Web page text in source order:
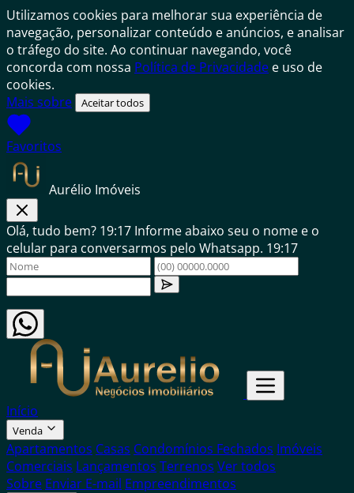
Utilizamos cookies para melhorar sua experiência de
navegação, personalizar conteúdo e anúncios, e analisar
o tráfego do site. Ao continuar navegando, você
concorda com nossa Política de Privacidade e uso de
cookies.
Mais sobre
Aceitar todos
Favoritos
Aurélio Imóveis
Olá, tudo bem? 19:17 Informe abaixo seu o nome e o
celular para conversarmos pelo Whatsapp. 19:17
Início
Venda
Apartamentos Casas Condomínios Fechados Imóveis
Comerciais Lançamentos Terrenos Ver todos
Sobre Enviar E-mail Empreendimentos